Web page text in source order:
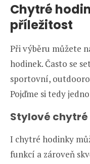
Chytré
příležitost
Při výběru můžete
hodinek. Často se
sportovní,
Pojďme si tedy
Stylové
I chytré hodinky
funkcí a zároveň